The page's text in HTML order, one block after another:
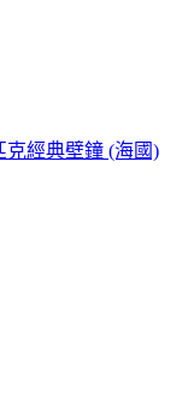
克經典壁鐘 (海國)